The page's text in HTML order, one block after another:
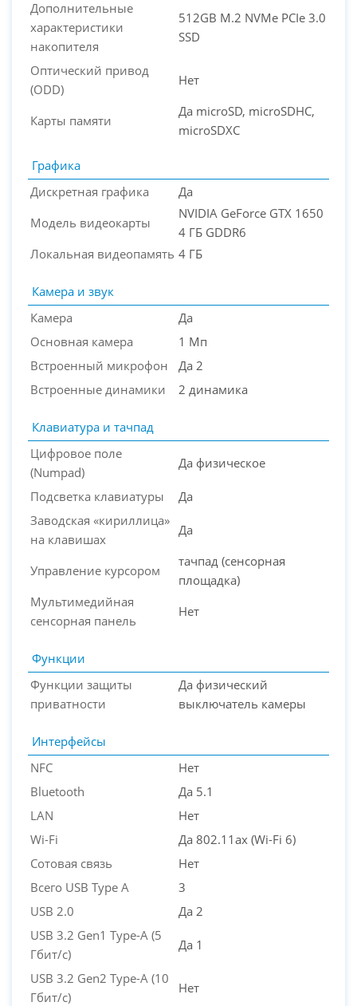
Дополнительные
характеристики
накопителя
512GB M.2 NVMe PCIe 3.0
SSD
Оптический привод
(ODD)
Нет
Карты памяти
Да microSD, microSDHC,
microSDXC
Графика
Дискретная графика
Да
Модель видеокарты
NVIDIA GeForce GTX 1650
4 ГБ GDDR6
Локальная видеопамять 4 ГБ
Камера и звук
Камера
Да
Основная камера
1 Мп
Встроенный микрофон
Да 2
Встроенные динамики
2 динамика
Клавиатура и тачпад
Цифровое поле
(Numpad)
Да физическое
Подсветка клавиатуры
Да
Заводская «кириллица»
на клавишах
Да
Управление курсором
тачпад (сенсорная
площадка)
Мультимедийная
сенсорная панель
Нет
Функции
Функции защиты
приватности
Да физический
выключатель камеры
Интерфейсы
NFC
Нет
Bluetooth
Да 5.1
LAN
Нет
Wi-Fi
Да 802.11ax (Wi-Fi 6)
Сотовая связь
Нет
Всего USB Type A
3
USB 2.0
Да 2
USB 3.2 Gen1 Type-A (5
Гбит/с)
Да 1
USB 3.2 Gen2 Type-A (10
Гбит/с)
Нет